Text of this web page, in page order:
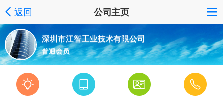
返回 公司主页
深圳市江智工业技术有限公司
普通会员